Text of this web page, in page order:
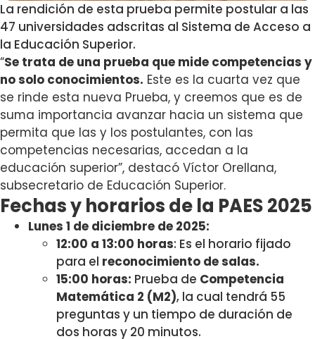
La rendición de esta prueba permite postular a las
47 universidades adscritas al Sistema de Acceso a
la Educación Superior.
“Se trata de una prueba que mide competencias y
no solo conocimientos. Este es la cuarta vez que
se rinde esta nueva Prueba, y creemos que es de
suma importancia avanzar hacia un sistema que
permita que las y los postulantes, con las
competencias necesarias, accedan a la
educación superior”, destacó Víctor Orellana,
subsecretario de Educación Superior.
Fechas y horarios de la PAES 2025
Lunes 1 de diciembre de 2025:
12:00 a 13:00 horas: Es el horario fijado
para el reconocimiento de salas.
15:00 horas: Prueba de Competencia
Matemática 2 (M2), la cual tendrá 55
preguntas y un tiempo de duración de
dos horas y 20 minutos.